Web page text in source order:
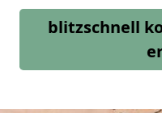
blitzschnell